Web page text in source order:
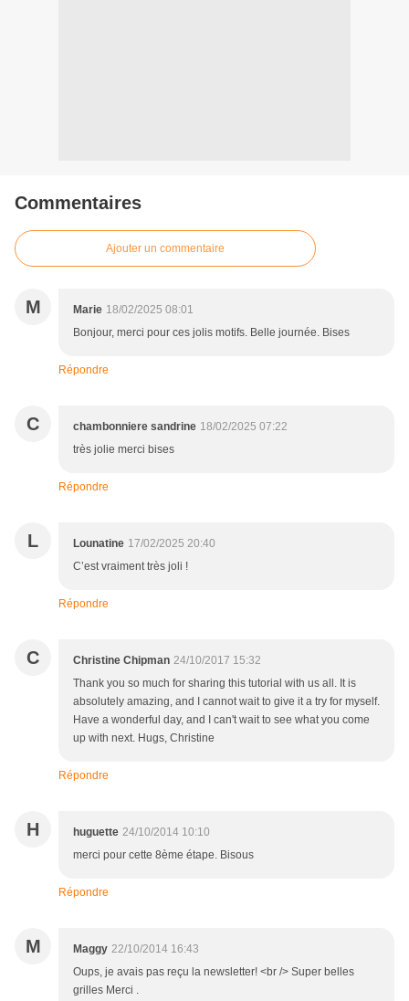
Commentaires
Ajouter un commentaire
M Marie 18/02/2025 08:01
Bonjour, merci pour ces jolis motifs. Belle journée. Bises
Répondre
C chambonniere sandrine 18/02/2025 07:22
très jolie merci bises
Répondre
L Lounatine 17/02/2025 20:40
C’est vraiment très joli !
Répondre
C Christine Chipman 24/10/2017 15:32
Thank you so much for sharing this tutorial with us all. It is
absolutely amazing, and I cannot wait to give it a try for myself.
Have a wonderful day, and I can't wait to see what you come
up with next. Hugs, Christine
Répondre
H huguette 24/10/2014 10:10
merci pour cette 8ème étape. Bisous
Répondre
M Maggy 22/10/2014 16:43
Oups, je avais pas reçu la newsletter! <br /> Super belles
grilles Merci .